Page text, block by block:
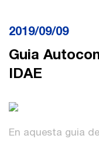
2019/09/09
Guia
IDAE
En aquesta guia